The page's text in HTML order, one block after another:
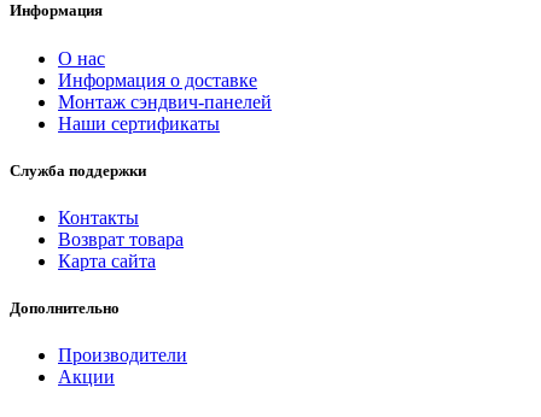
Информация
О нас
Информация о доставке
Монтаж сэндвич-панелей
Наши сертификаты
Служба поддержки
Контакты
Возврат товара
Карта сайта
Дополнительно
Производители
Акции